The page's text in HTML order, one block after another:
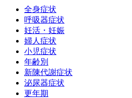
全身症状
呼吸器症状
妊活・妊娠
婦人症状
小児症状
年齢別
新陳代謝症状
泌尿器症状
更年期